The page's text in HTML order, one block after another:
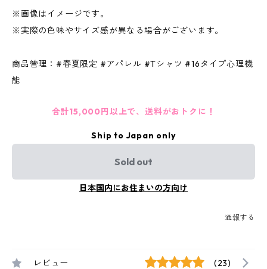
※画像はイメージです。
※実際の色味やサイズ感が異なる場合がございます。
商品管理：#春夏限定 #アパレル #Tシャツ #16タイプ心理機
能
合計15,000円以上で、送料がおトクに！
Ship to Japan only
Sold out
日本国内にお住まいの方向け
通報する
レビュー (23)